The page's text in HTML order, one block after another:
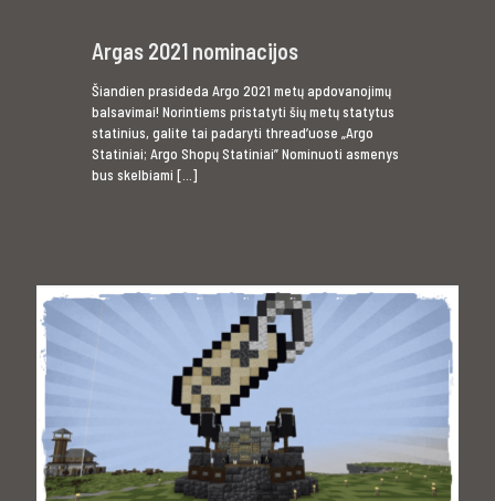
Argas 2021 nominacijos
Šiandien prasideda Argo 2021 metų apdovanojimų
balsavimai! Norintiems pristatyti šių metų statytus
statinius, galite tai padaryti thread’uose „Argo
Statiniai; Argo Shopų Statiniai” Nominuoti asmenys
bus skelbiami […]